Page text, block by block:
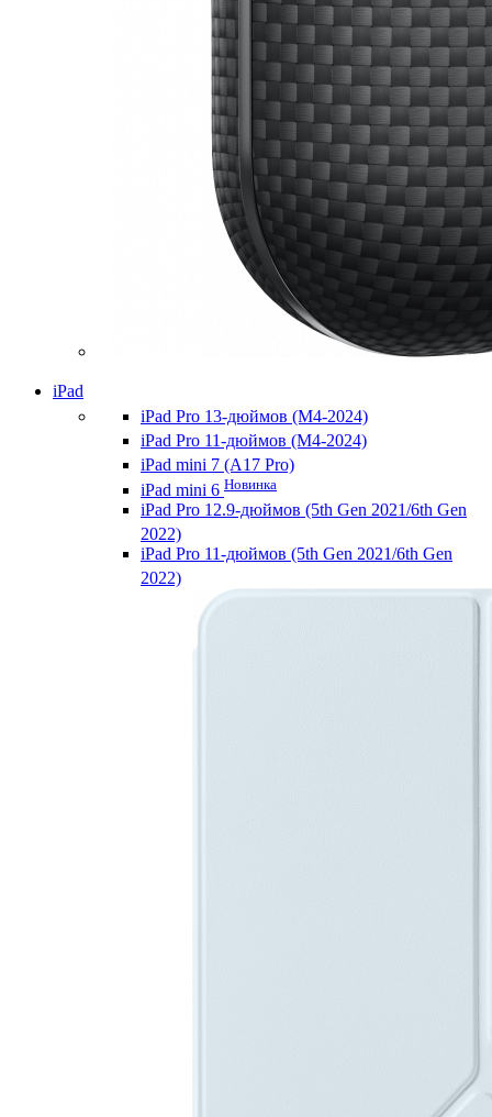
iPad
iPad Pro 13-дюймов (M4-2024)
iPad Pro 11-дюймов (M4-2024)
iPad mini 7 (A17 Pro)
iPad mini 6 Новинка
iPad Pro 12.9-дюймов (5th Gen 2021/6th Gen
2022)
iPad Pro 11-дюймов (5th Gen 2021/6th Gen
2022)